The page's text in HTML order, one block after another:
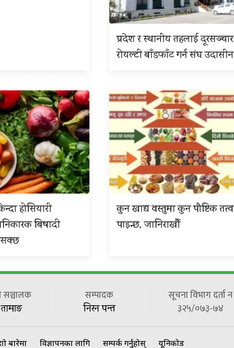
प्रदेश र स्थानीय तहलाई दूरसञ्चार
रोयल्टी बाँडफाँट गर्न संघ उदासीन
होसियारी
बिषादी
कुन खाद्य वस्तुमा कुन पौष्टिक तत्व
पाइन्छ, जानिराखौँ
सञ्चालक
सम्पादक
निरन पन्त
सूचना विभाग दर्ता न
३२५/०७३-७४
बारेमा विज्ञापनका लागि सम्पर्क गर्नुहोस् यूनिकोड